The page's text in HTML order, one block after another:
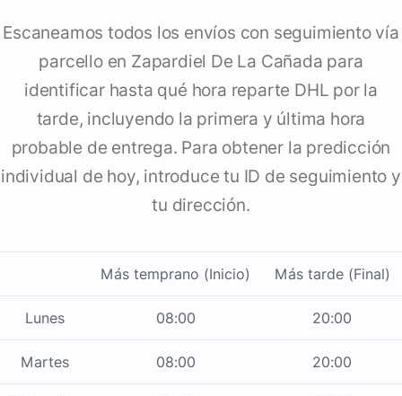
Escaneamos todos los envíos con seguimiento vía
parcello en Zapardiel De La Cañada para
identificar hasta qué hora reparte DHL por la
tarde, incluyendo la primera y última hora
probable de entrega. Para obtener la predicción
individual de hoy, introduce tu ID de seguimiento y
tu dirección.
Más temprano (Inicio) Más tarde (Final)
Lunes 08:00 20:00
Martes 08:00 20:00